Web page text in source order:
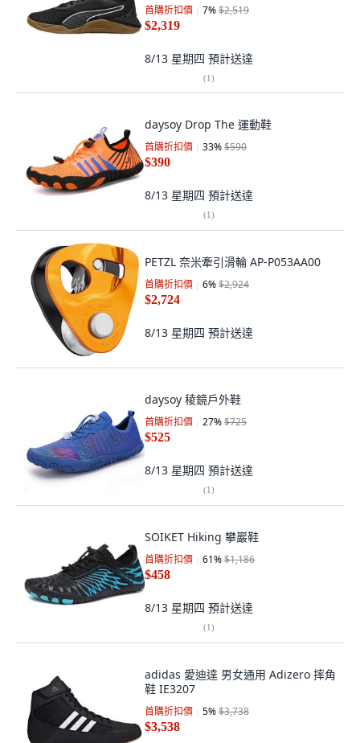
首購折扣價 7%$2,519
$2,319
8/13 星期四 預計送達
(1)
daysoy Drop The 運動鞋
首購折扣價 33%$590
$390
8/13 星期四 預計送達
(1)
PETZL 奈米牽引滑輪 AP-P053AA00
首購折扣價 6%$2,924
$2,724
8/13 星期四 預計送達
daysoy 稜鏡戶外鞋
首購折扣價 27%$725
$525
8/13 星期四 預計送達
(1)
SOIKET Hiking 攀巖鞋
首購折扣價 61%$1,186
$458
8/13 星期四 預計送達
(1)
adidas 愛迪達 男女通用 Adizero 摔角
鞋 IE3207
首購折扣價 5%$3,738
$3,538